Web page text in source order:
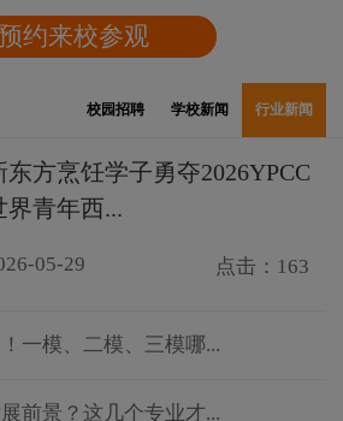
约来校参观
行业新闻
学校新闻
校园招聘
东方烹饪学子勇夺2026YPCC
界青年西...
05-29 点击：163
一模、二模、三模哪...
前景？这几个专业才...